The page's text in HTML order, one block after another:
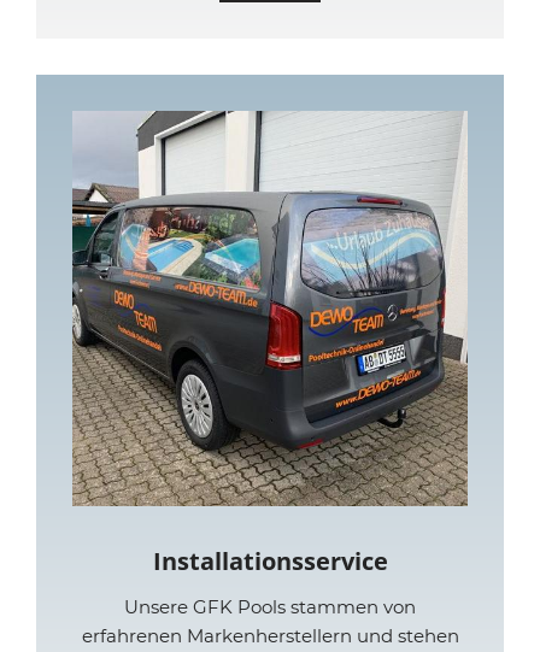
Installationsservice
Unsere GFK Pools stammen von
erfahrenen Markenherstellern und stehen